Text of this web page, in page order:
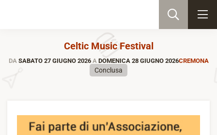
Celtic Music Festival
DASABATO 27 GIUGNO 2026 ADOMENICA 28 GIUGNO 2026CREMONA
Conclusa